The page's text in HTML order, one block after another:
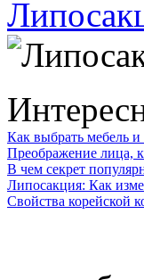
Как выбрать мебель и
Преображение лица,
В чем секрет
Липосакция: Как
Свойства корейской